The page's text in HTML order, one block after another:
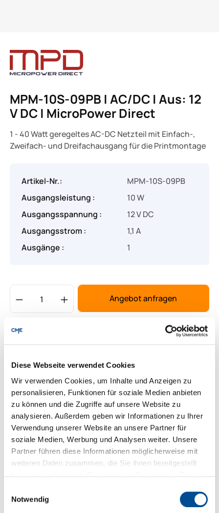
Diese Webseite verwendet Cookies
Wir verwenden Cookies, um Inhalte und Anzeigen zu
personalisieren, Funktionen für soziale Medien anbieten
zu können und die Zugriffe auf unsere Website zu
analysieren. Außerdem geben wir Informationen zu Ihrer
Verwendung unserer Website an unsere Partner für
soziale Medien, Werbung und Analysen weiter. Unsere
Partner führen diese Informationen möglicherweise mit
weiteren Daten zusammen, die Sie ihnen bereitgestellt
Notwendig
MPM-10S-09PB | AC/DC | Aus: 12
V DC | MicroPower Direct
1 - 40 Watt geregeltes AC-DC Netzteil mit Einfach-,
Zweifach- und Dreifachausgang für die Printmontage
Lieferung & Rücksendungen
Per E-mail versenden
Artikel-Nr.:
MPM-10S-09PB
Ausgangsleistung :
10 W
Ausgangsspannung :
12 V DC
Ausgangsstrom :
1,1 A
Ausgänge :
1
Produkt Anzahl: Gib den gewünschten
Angebot anfragen
Downloads zum Produkt
Fragen zum Produkt
Sie haben Fragen zum Produkt?